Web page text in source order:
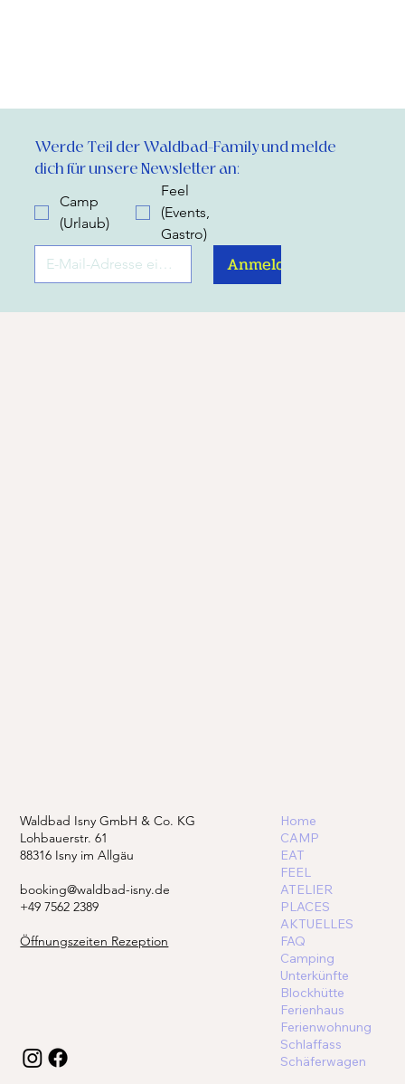
Werde Teil der Waldbad-Family und melde
dich für unsere Newsletter an:
Camp
(Urlaub)
Feel
(Events,
Gastro)
Anmelden
Waldbad Isny GmbH & Co. KG
Lohbauerstr. 61
88316 Isny im Allgäu
booking@waldbad-isny.de
+49 7562 2389
Öffnungszeiten Rezeption
Home
CAMP
EAT
FEEL
ATELIER
PLACES
AKTUELLES
FAQ
Camping
Unterkünfte
Blockhütte
Ferienhaus
Ferienwohnung
Schlaffass
Schäferwagen